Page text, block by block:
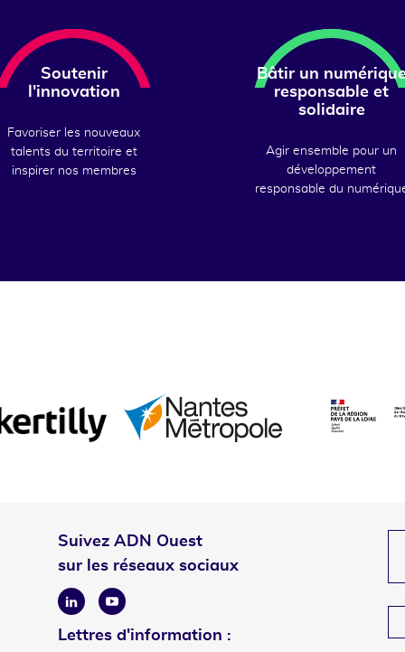
Soutenir
l'innovation
Favoriser les nouveaux
talents du territoire et
inspirer nos membres
Bâtir un
responsable et
solidaire
Agir ensemble pour un
développement
responsable du
Suivez ADN Ouest
sur les réseaux sociaux
LinkedinYoutube
Lettres d'information :